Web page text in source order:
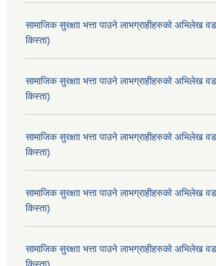
सामाजिक सुरक्षाा भत्ता पाउने लाभग्राहीहरुको अभिलेख
किस्ता)
सामाजिक सुरक्षाा भत्ता पाउने लाभग्राहीहरुको अभिलेख
किस्ता)
सामाजिक सुरक्षाा भत्ता पाउने लाभग्राहीहरुको अभिलेख
किस्ता)
सामाजिक सुरक्षाा भत्ता पाउने लाभग्राहीहरुको अभिलेख
किस्ता)
सामाजिक सुरक्षाा भत्ता पाउने लाभग्राहीहरुको अभिलेख
किस्ता)